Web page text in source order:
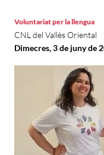
Voluntariat per la llengua
CNL del Vallès Oriental
Dimecres, 3 de juny de